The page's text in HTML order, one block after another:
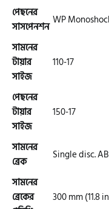
পেছনের
সাসপেনশন WP
সামনের
টায়ার
সাইজ
110-17
পেছনের
টায়ার
সাইজ
150-17
সামনের
ব্রেক
Single disc.
সামনের
ব্রেকের
300 mm (11.8